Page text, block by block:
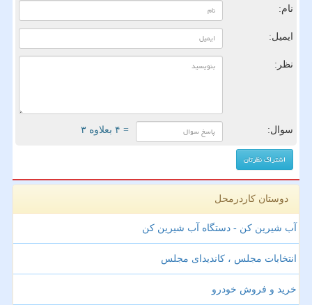
نام:
ایمیل:
نظر:
سوال: = ۴ بعلاوه ۳
دوستان کاردرمحل
آب شیرین کن - دستگاه آب شیرین کن
انتخابات مجلس ، کاندیدای مجلس
خرید و فروش خودرو